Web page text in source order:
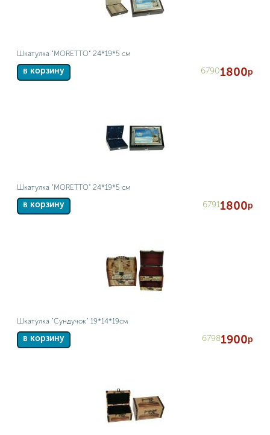
Шкатулка "MORETTO" 24*19*5 см
в корзину 67901800р
Шкатулка "MORETTO" 24*19*5 см
в корзину 67911800р
Шкатулка "Сундучок" 19*14*19см
в корзину 67981900р